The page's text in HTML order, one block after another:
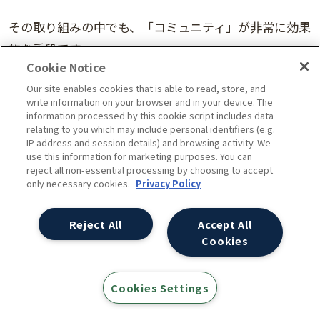
その取り組みの中でも、「コミュニティ」が非常に効果
的な手段です。
例えば、Women in Tech SEOのSlackグループでメン
バーの質問に積極的に回答するメンバーは段々信頼さ
れていき、口コミマーケティングで認知度が上がってい
き、結果的にビジネスやカンファレンスの登壇機会につ
ながったりもしています。
界で存在するコミュニティを見つけて参加して、どのよ
うなニーズがあるかの把握から始めて、会話に参加し、
またコミュニティの運営者と協力して、一緒に何らかの
Cookie Notice
Our site enables cookies that is able to read, store, and
write information on your browser and in your device. The
information processed by this cookie script includes data
relating to you which may include personal identifiers (e.g.
IP address and session details) and browsing activity. We
use this information for marketing purposes. You can
reject all non-essential processing by choosing to accept
only necessary cookies. Privacy Policy
Accept All
Cookies
Reject All
Cookies Settings